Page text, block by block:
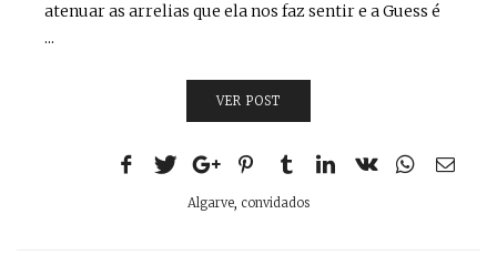
atenuar as arrelias que ela nos faz sentir e a Guess é
...
VER POST
Algarve, convidados